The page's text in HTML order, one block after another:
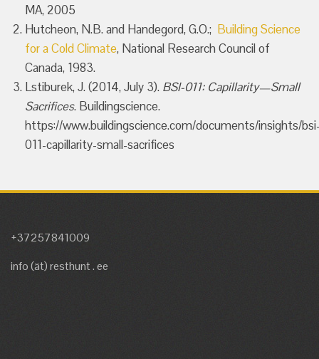
MA, 2005
Hutcheon, N.B. and Handegord, G.O.; Building Science
for a Cold Climate, National Research Council of
Canada, 1983.
Lstiburek, J. (2014, July 3). BSI-011: Capillarity—Small
Sacrifices. Buildingscience.
https://www.buildingscience.com/documents/insights/
011-capillarity-small-sacrifices
+37257841009
info (ät) resthunt . ee